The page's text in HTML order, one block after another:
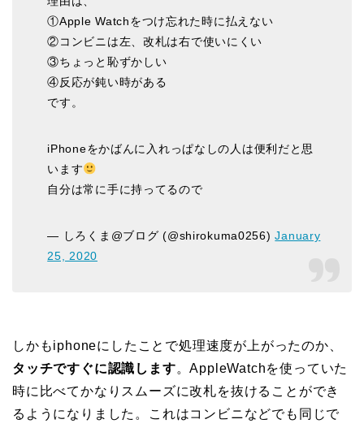
①Apple Watchをつけ忘れた時に払えない
②コンビニは左、改札は右で使いにくい
③ちょっと恥ずかしい
④反応が鈍い時がある
です。
iPhoneをかばんに入れっぱなしの人は便利だと思
います
自分は常に手に持ってるので
— しろくま@ブログ (@shirokuma0256)January
25, 2020
しかもiphoneにしたことで処理速度が上がったのか、
タッチですぐに認識します。AppleWatchを使っていた
時に比べてかなりスムーズに改札を抜けることができ
るようになりました。これはコンビニなどでも同じで